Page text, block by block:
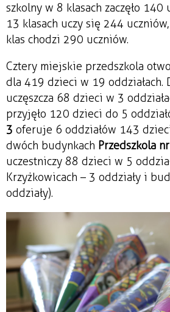
szkolny w 8 klasach zaczęło 140
13 klasach uczy się 244
klas chodzi 290 uczniów.
Cztery miejskie przedszkola
dla 419 dzieci w 19 oddziałach.
uczęszcza 68 dzieci w 3
przyjęło 120 dzieci do 5
3 oferuje 6 oddziałów 143
dwóch budynkach Przedszkola
uczestniczy 88 dzieci w 5
Krzyżkowicach – 3 oddziały i
oddziały).